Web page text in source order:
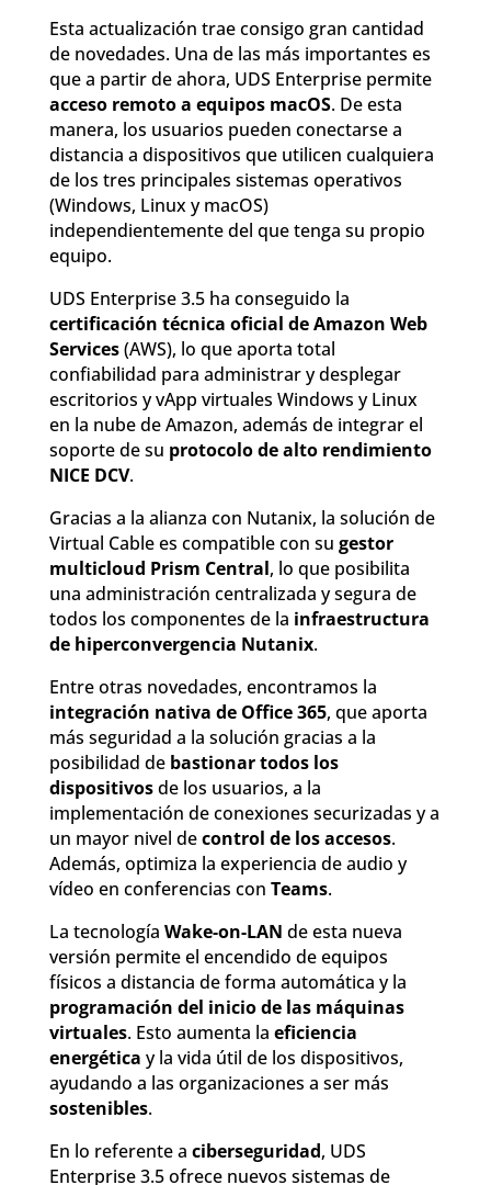
Esta actualización trae consigo gran cantidad
de novedades. Una de las más importantes es
que a partir de ahora, UDS Enterprise permite
acceso remoto a equipos macOS. De esta
manera, los usuarios pueden conectarse a
distancia a dispositivos que utilicen cualquiera
de los tres principales sistemas operativos
(Windows, Linux y macOS)
independientemente del que tenga su propio
equipo.
UDS Enterprise 3.5 ha conseguido la
certificación técnica oficial de Amazon Web
Services(AWS), lo que aporta total
confiabilidad para administrar y desplegar
escritorios y vApp virtuales Windows y Linux
en la nube de Amazon, además de integrar el
soporte de su protocolo de alto rendimiento
NICE DCV.
Gracias a la alianza con Nutanix, la solución de
Virtual Cable es compatible con su gestor
multicloud Prism Central, lo que posibilita
una administración centralizada y segura de
todos los componentes de la infraestructura
de hiperconvergencia Nutanix.
Entre otras novedades, encontramos la
integración nativa de Office 365, que aporta
más seguridad a la solución gracias a la
posibilidad de bastionar todos los
dispositivosde los usuarios, a la
implementación de conexiones securizadas y a
un mayor nivel decontrol de los accesos.
Además, optimiza la experiencia de audio y
vídeo en conferencias con Teams.
La tecnología Wake-on-LAN de esta nueva
versión permite el encendido de equipos
físicos a distancia de forma automática y la
programación del inicio de las máquinas
virtuales. Esto aumenta la eficiencia
energética y la vida útil de los dispositivos,
ayudando a las organizaciones a ser más
sostenibles.
En lo referente a ciberseguridad, UDS
Enterprise 3.5 ofrece nuevos sistemas de